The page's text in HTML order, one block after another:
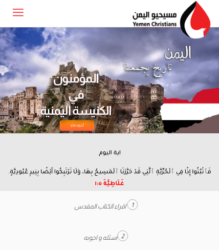
المؤمنون
في
الكنيسة اليمنية
أعرف اكثر
اية اليوم
فَٱثْبُتُوا إِذًا فِي ٱلْحُرِّيَّةِ ٱلَّتِي قَدْ حَرَّرَنَا ٱلْمَسِيحُ بِهَا، وَلَا تَرْتَبِكُوا أَيْضًا بِنِيرِ عُبُودِيَّةٍ.
غَلَاطِيَّةَ ٥:‏١
1 اقراء الكتاب المقدس
2 اسئله و اجوبه